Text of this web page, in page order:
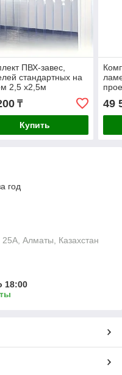
ПВХ-завес,
стандартных на
2,5 x2,5м
₸
Купить
49
год
Алматы, Казахстан
18:00